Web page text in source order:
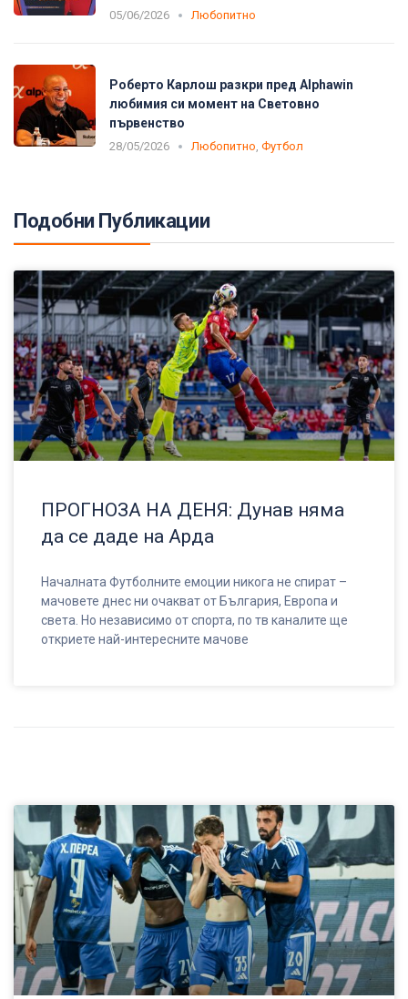
05/06/2026 Любопитно
Роберто Карлош разкри пред Alphawin
любимия си момент на Световно
първенство
28/05/2026 Любопитно Футбол
Подобни Публикации
ПРОГНОЗА НА ДЕНЯ: Дунав няма
да се даде на Арда
Началната Футболните емоции никога не спират –
мачовете днес ни очакват от България, Европа и
света. Но независимо от спорта, по тв каналите ще
откриете най-интересните мачове